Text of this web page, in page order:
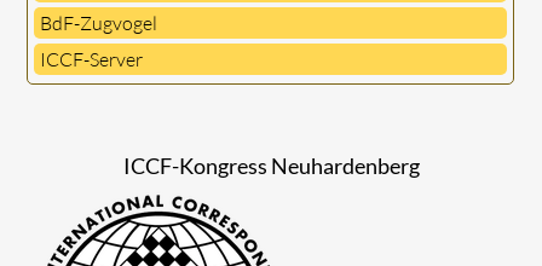
BdF-Zugvogel
ICCF-Server
ICCF-Kongress Neuhardenberg